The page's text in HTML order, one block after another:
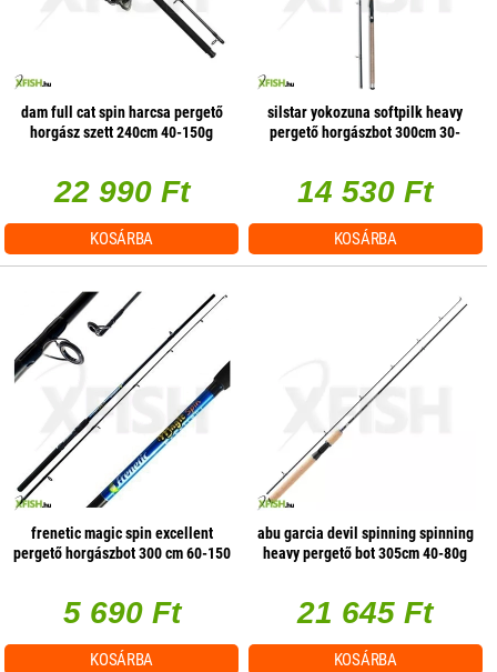
dam full cat spin harcsa pergető
horgász szett 240cm 40-150g
22 990 Ft
KOSÁRBA
silstar yokozuna softpilk heavy
pergető horgászbot 300cm 30-
14 530 Ft
KOSÁRBA
frenetic magic spin excellent
pergető horgászbot 300 cm 60-150
5 690 Ft
KOSÁRBA
abu garcia devil spinning spinning
heavy pergető bot 305cm 40-80g
21 645 Ft
KOSÁRBA